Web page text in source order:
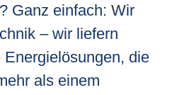
Ganz einfach: Wir
– wir liefern
die
als einem